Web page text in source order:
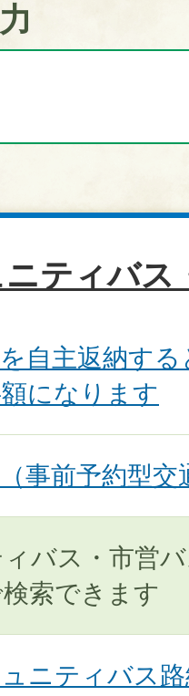
ニティバス
自主返納す
になります
事前予約型交
バス・市営
索できます
ニティバス